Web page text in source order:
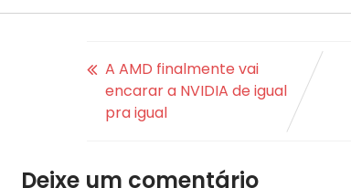
A AMD finalmente vai
encarar a NVIDIA de igual
pra igual
Deixe um comentário